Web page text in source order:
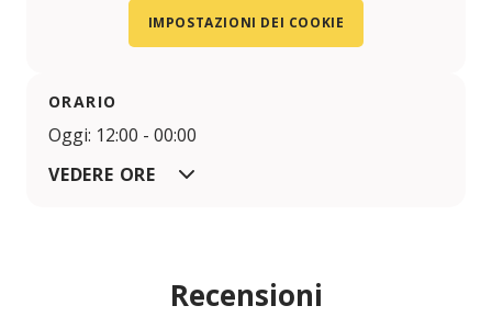
IMPOSTAZIONI DEI COOKIE
ORARIO
Oggi: 12:00 - 00:00
VEDERE ORE
Recensioni